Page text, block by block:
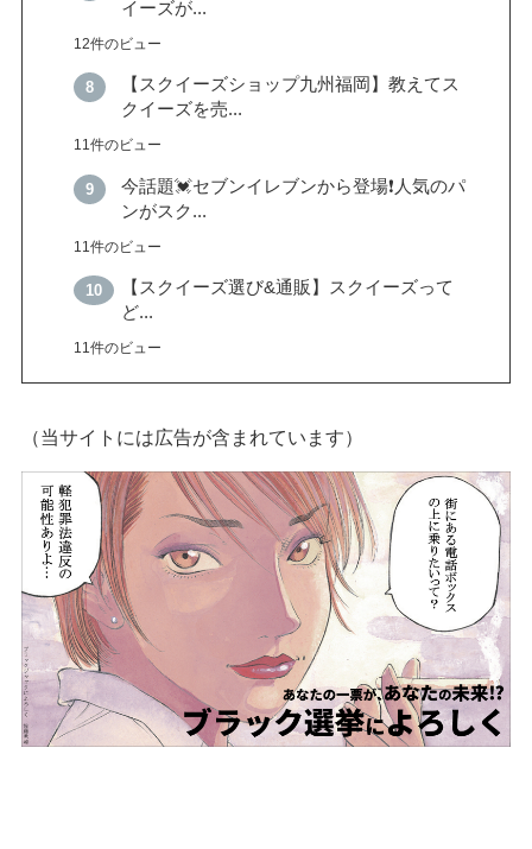
イーズが...
12件のビュー
【スクイーズショップ九州福岡】教えてス
クイーズを売...
11件のビュー
今話題💓セブンイレブンから登場❗️人気のパ
ンがスク...
11件のビュー
【スクイーズ選び&通販】スクイーズって
ど...
11件のビュー
（当サイトには広告が含まれています）